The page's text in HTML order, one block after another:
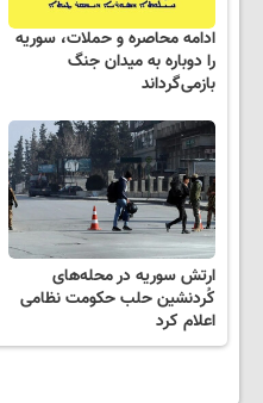
ادامه محاصره و حملات، سوریه
را دوباره به میدان جنگ
بازمی‌گرداند
ارتش سوریه در محله‌های
کُردنشین حلب حکومت نظامی
اعلام کرد